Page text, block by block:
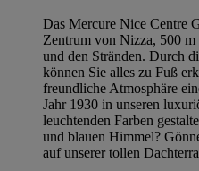
Das Mercure Nice Centre
Zentrum von Nizza, 500 m
und den Stränden. Durch
können Sie alles zu Fuß
freundliche Atmosphäre
Jahr 1930 in unseren
leuchtenden Farben
und blauen Himmel?
auf unserer tollen